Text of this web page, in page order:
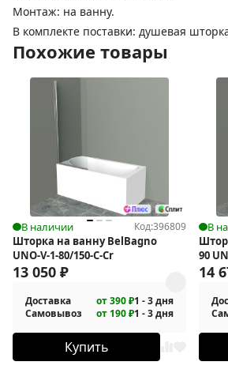
Монтаж: на ванну.
В комплекте поставки: душевая
Похожие товары
В наличии Код:396809
Шторка на ванну BelBagno
UNO-V-1-80/150-C-Cr
13 050 ₽
Доставка от 390 ₽1 - 3 дня
Самовывоз
от 190 ₽1 - 3 дня
Купить
В
90
14